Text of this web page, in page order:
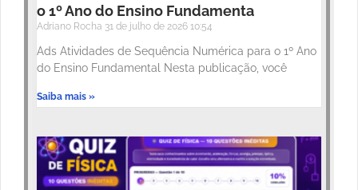
o 1º Ano do Ensino Fundamenta
Adriano Rocha 31 de julho de 2026 10:54
Ads Atividades de Sequência Numérica para o 1º Ano
do Ensino Fundamental Nesta publicação, você
Saiba mais »